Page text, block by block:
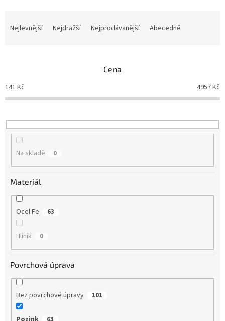
p
r
o
u
Nejlevnější Nejdražší Nejprodávanější Abecedně
Cena
141 Kč 4957Kč
Na skladě 0
Materiál
Ocel Fe 63
Hliník 0
Povrchová úprava
Bez povrchové úpravy 101